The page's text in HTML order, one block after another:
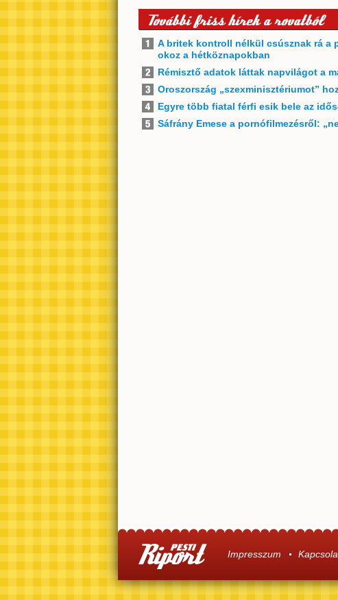
További friss hírek a rovatból
A britek kontroll nélkül csúsznak rá a
okoz a hétköznapokban
Rémisztő adatok láttak napvilágot a
Oroszország „szexminisztériumot”
Egyre több fiatal férfi esik bele az
Sáfrány Emese a pornófilmezésről:
Impresszum